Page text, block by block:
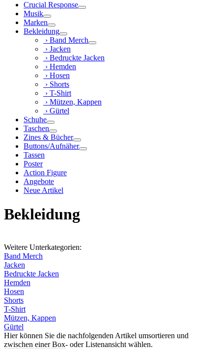
Crucial Response
Musik
Marken
Bekleidung
› Band Merch
› Jacken
› Bedruckte Jacken
› Hemden
› Hosen
› Shorts
› T-Shirt
› Mützen, Kappen
› Gürtel
Schuhe
Taschen
Zines & Bücher
Buttons/Aufnäher
Tassen
Poster
Action Figure
Angebote
Neue Artikel
Bekleidung
Weitere Unterkategorien:
Band Merch
Jacken
Bedruckte Jacken
Hemden
Hosen
Shorts
T-Shirt
Mützen, Kappen
Gürtel
Hier können Sie die nachfolgenden Artikel umsortieren und
zwischen einer Box- oder Listenansicht wählen.